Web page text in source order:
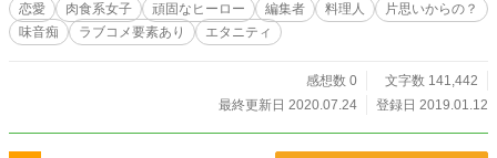
恋愛 肉食系女子 頑固なヒーロー 編集者 料理人
片思いからの？
味音痴
ラブコメ要素あり エタニティ
感想数 0
文字数 141,442
最終更新日 2020.07.24
登録日 2019.01.12